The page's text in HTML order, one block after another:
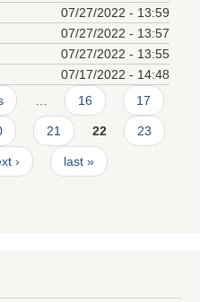
07/27/2022 - 13:59
07/27/2022 - 13:57
07/27/2022 - 13:55
07/17/2022 - 14:48
16 17
21 22 23
› last »